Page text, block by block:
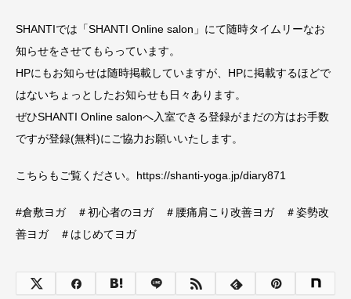
SHANTIでは「SHANTI Online salon」にて随時タイムリーなお
知らせをさせてもらっています。
HPにもお知らせは随時掲載していますが、HPに掲載するほどで
はないちょっとしたお知らせも日々あります。
ぜひSHANTI Online salonへ入室できる登録がまだの方はお手数
ですが登録(無料)にご協力お願いいたします。
こちらもご覧ください。https://shanti-yoga.jp/diary871
#倉敷ヨガ ＃初心者のヨガ ＃腰痛肩こり改善ヨガ ＃姿勢改
善ヨガ ＃はじめてヨガ